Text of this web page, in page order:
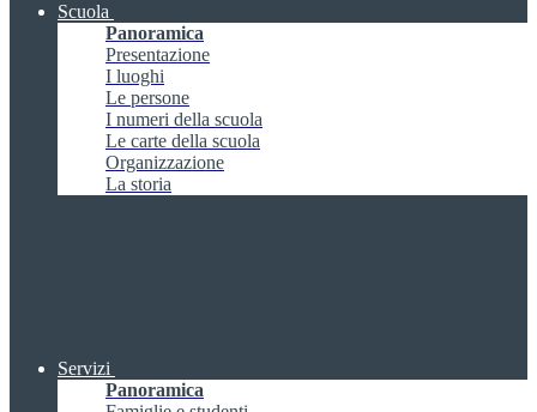
Scuola
Panoramica
Presentazione
I luoghi
Le persone
I numeri della scuola
Le carte della scuola
Organizzazione
La storia
Servizi
Panoramica